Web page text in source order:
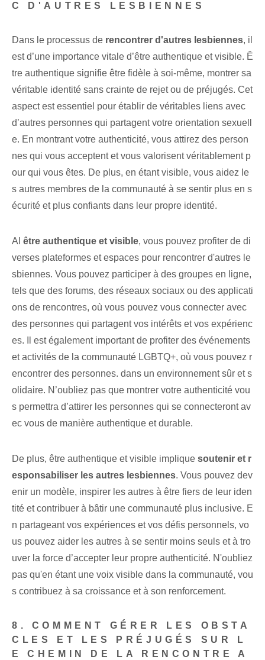
C D'AUTRES LESBIENNES
Dans le processus de rencontrer d'autres lesbiennes, il
est d’une importance vitale d’être authentique et visible. Ê
tre authentique signifie être fidèle à soi-même, montrer sa
véritable identité sans crainte de rejet ou de préjugés. Cet
aspect⁢ est essentiel pour établir de véritables liens avec
d’autres personnes qui partagent votre orientation sexuell
e. En montrant votre authenticité, vous attirez des person
nes qui vous acceptent et vous valorisent véritablement p
our qui vous êtes. De plus, en étant visible, vous aidez le
s autres membres de la communauté à se sentir plus en s
écurité et plus confiants dans leur propre identité.
Al être authentique et visible, vous pouvez profiter de di
verses⁤ plateformes et espaces pour rencontrer⁤ d'autres⁤ le
sbiennes. Vous pouvez participer à des groupes en ligne,
tels que des forums, des réseaux sociaux ou des applicati
ons de rencontres, où vous pouvez vous connecter avec
des personnes qui partagent vos intérêts et vos expérienc
es. Il est également important de profiter des événements
et activités de la communauté LGBTQ+, où vous pouvez r
encontrer des personnes. dans un environnement sûr et s
olidaire. N’oubliez pas que montrer votre authenticité vou
s permettra d’attirer les personnes qui se connecteront av
ec vous de manière authentique et durable.
De plus, être authentique et visible implique soutenir et r
esponsabiliser les autres lesbiennes. Vous pouvez dev
enir un modèle, inspirer les autres à être fiers de leur iden
tité et contribuer à bâtir une communauté plus inclusive. E
n partageant vos expériences et vos défis personnels, vo
us pouvez aider les autres à se sentir moins seuls et à tro
uver la force d’accepter leur propre authenticité. N'oubliez
pas​ qu'en étant une voix visible dans la communauté, vou
s contribuez à sa croissance et à son renforcement⁢.
8. COMMENT GÉRER LES OBSTA
CLES ET LES PRÉJUGÉS SUR L
E CHEMIN DE LA RENCONTRE A